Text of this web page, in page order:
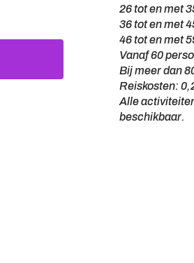
26 tot en met
36 tot en met
46 tot en met
Vanaf 60
Bij meer dan
Reiskosten:
Alle
beschikbaar.